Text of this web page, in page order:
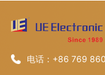
电话：+86 769